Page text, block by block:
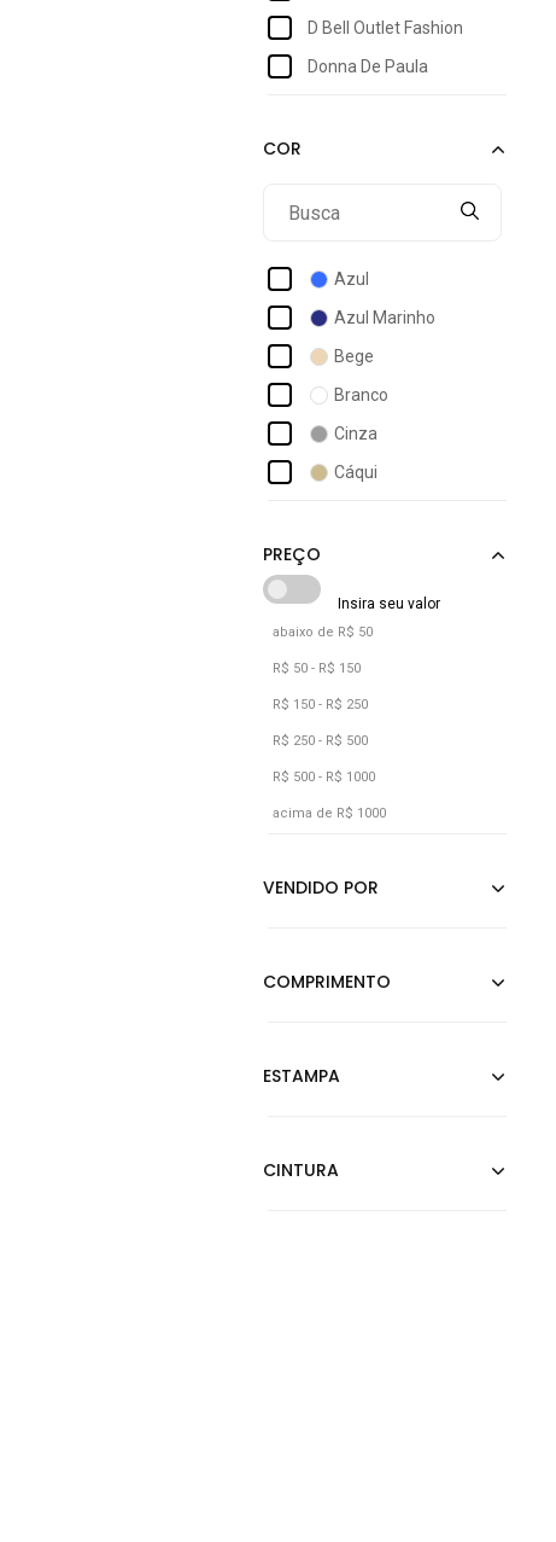
D Bell Outlet Fashion
Donna De Paula
Hno Jeans
Azul
Azul Marinho
Bege
Branco
Cinza
Cáqui
Multicolorido
Preto
Unico
abaixo de R$ 50
R$ 50 - R$ 150
R$ 150 - R$ 250
R$ 250 - R$ 500
R$ 500 - R$ 1000
acima de R$ 1000